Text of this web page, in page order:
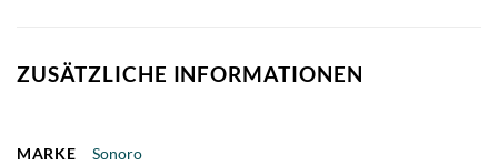
ZUSÄTZLICHE INFORMATIONEN
MARKE Sonoro